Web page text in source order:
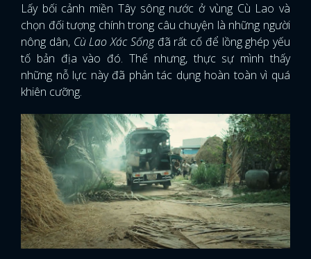
Lấy bối cảnh miền Tây sông nước ở vùng Cù Lao và
chọn đối tượng chính trong câu chuyện là những người
nông dân,Cù Lao Xác Sốngđã rất cố để lồng ghép yếu
tố bản địa vào đó. Thế nhưng, thực sự mình thấy
những nỗ lực này đã phản tác dụng hoàn toàn vì quá
khiên cưỡng.